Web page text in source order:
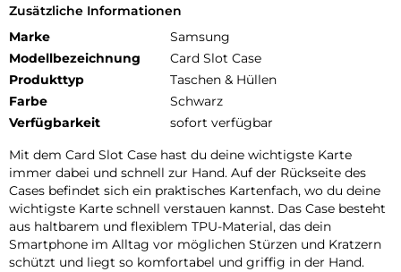
Zusätzliche Informationen
Marke
Samsung
Modellbezeichnung
Card Slot Case
Produkttyp
Taschen & Hüllen
Farbe
Schwarz
Verfügbarkeit
sofort verfügbar
Mit dem Card Slot Case hast du deine wichtigste Karte
immer dabei und schnell zur Hand. Auf der Rückseite des
Cases befindet sich ein praktisches Kartenfach, wo du deine
wichtigste Karte schnell verstauen kannst. Das Case besteht
aus haltbarem und flexiblem TPU-Material, das dein
Smartphone im Alltag vor möglichen Stürzen und Kratzern
schützt und liegt so komfortabel und griffig in der Hand.